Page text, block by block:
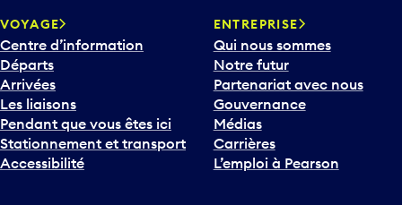
VOYAGE
Centre d’information
Départs
Arrivées
Les liaisons
Pendant que vous êtes ici
Stationnement et transport
Accessibilité
ENTREPRISE
Qui nous sommes
Notre futur
Partenariat avec nous
Gouvernance
Médias
Carrières
L’emploi à Pearson